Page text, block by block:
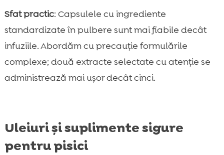
Sfat practic: Capsulele cu ingrediente
standardizate în pulbere sunt mai fiabile decât
infuziile. Abordăm cu precauție formulările
complexe; două extracte selectate cu atenție se
administrează mai ușor decât cinci.
Uleiuri și suplimente sigure
pentru pisici